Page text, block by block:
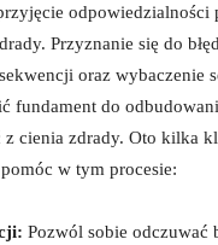
odpowiedzialności
Przyznanie się do
oraz wybaczenie
fundament do
z cienia zdrady. Oto kilka
w tym procesie:
Pozwól sobie odczuwać